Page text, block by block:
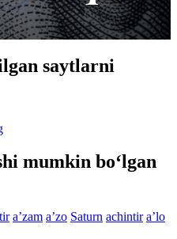
saytlarni
mumkin bo‘lgan
aʼzam aʼzo Saturn achintir aʼlo